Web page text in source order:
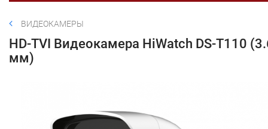
ВИДЕОКАМЕРЫ
HD-TVI Видеокамера HiWatch DS-T110
мм)